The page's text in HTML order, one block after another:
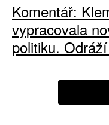
Komentář:
vypracovala
politiku.